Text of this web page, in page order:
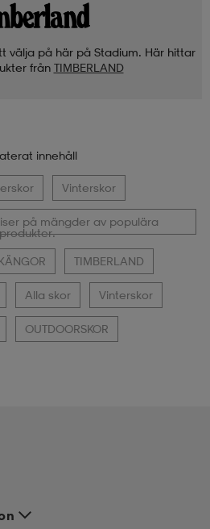
välja på här på Stadium. Här hittar
från TIMBERLAND
innehåll
Vinterskor
på mängder av populära
TIMBERLAND
Alla skor Vinterskor
OUTDOORSKOR